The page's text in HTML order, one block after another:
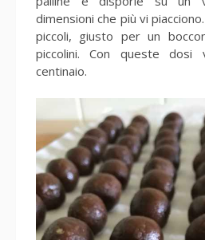
dimensioni che più vi
piccoli, giusto per un
piccolini. Con queste
centinaio.